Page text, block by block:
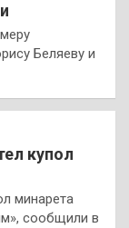
Беляеву и
купол
минарета
сообщили в